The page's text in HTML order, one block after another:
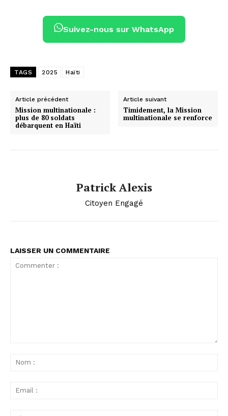
Suivez-nous sur WhatsApp
TAGS 2025 Haïti
Article précédent
Mission multinationale :
plus de 80 soldats
débarquent en Haïti
Article suivant
Timidement, la Mission
multinationale se renforce
Patrick Alexis
Citoyen Engagé
LAISSER UN COMMENTAIRE